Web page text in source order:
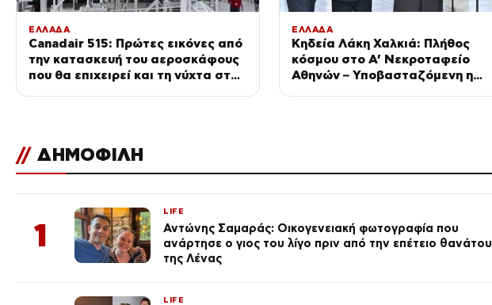
ΕΛΛΑΔΑ
Canadair 515: Πρώτες εικόνες από
την κατασκευή του αεροσκάφους
που θα επιχειρεί και τη νύχτα στα
ΕΛΛΑΔΑ
Κηδεία Λάκη Χαλκιά: Πλήθος
κόσμου στο Α’ Νεκροταφείο
Αθηνών – Υποβασταζόμενη η
// ΔΗΜΟΦΙΛΗ
1
LIFE
Αντώνης Σαμαράς: Οικογενειακή φωτογραφία που
ανάρτησε ο γιος του λίγο πριν από την επέτειο θανάτου
της Λένας
LIFE